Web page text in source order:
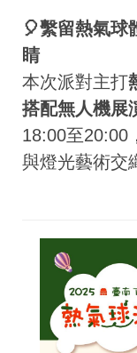
🎈繫留熱氣球
睛
本次派對主打
搭配無人機展
18:00至20:00
與燈光藝術交